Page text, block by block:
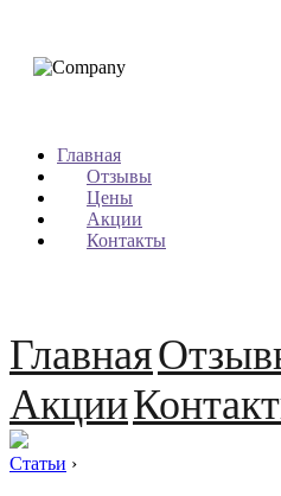
Главная
Отзывы
Цены
Акции
Контакты
Главная
Акции
Статьи ›